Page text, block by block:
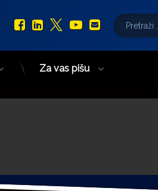
Facebook
LinkedIn
X.com
YouTube
E-mail
Pretraži:
Za vas pišu